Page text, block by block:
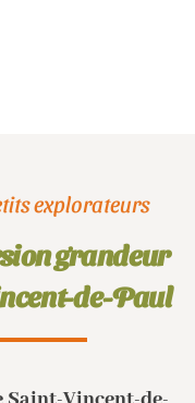
explorateurs
grandeur
de-Paul